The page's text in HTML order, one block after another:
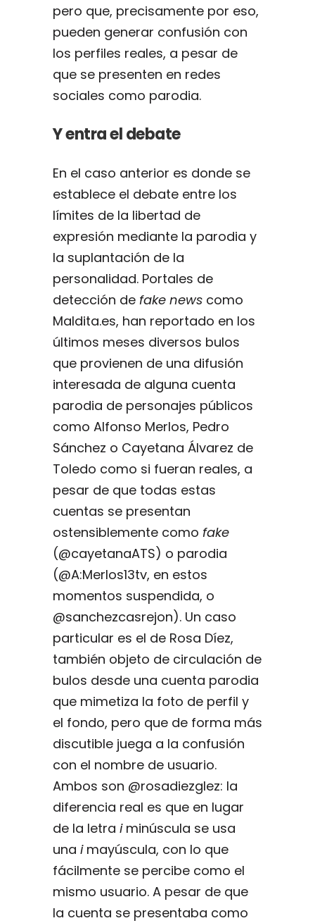
pero que, precisamente por eso,
pueden generar confusión con
los perfiles reales, a pesar de
que se presenten en redes
sociales como parodia.
Y entra el debate
En el caso anterior es donde se
establece el debate entre los
límites de la libertad de
expresión mediante la parodia y
la suplantación de la
personalidad. Portales de
detección de fake news como
Maldita.es, han reportado en los
últimos meses diversos bulos
que provienen de una difusión
interesada de alguna cuenta
parodia de personajes públicos
como Alfonso Merlos, Pedro
Sánchez o Cayetana Álvarez de
Toledo como si fueran reales, a
pesar de que todas estas
cuentas se presentan
ostensiblemente como fake
(@cayetanaATS) o parodia
(@A:Merlos13tv, en estos
momentos suspendida, o
@sanchezcasrejon). Un caso
particular es el de Rosa Díez,
también objeto de circulación de
bulos desde una cuenta parodia
que mimetiza la foto de perfil y
el fondo, pero que de forma más
discutible juega a la confusión
con el nombre de usuario.
Ambos son @rosadiezglez: la
diferencia real es que en lugar
de la letra i minúscula se usa
una imayúscula, con lo que
fácilmente se percibe como el
mismo usuario. A pesar de que
la cuenta se presentaba como